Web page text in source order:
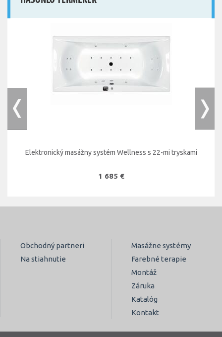
Elektronický masážny systém Wellness s 22-mi tryskami
1 685 €
Obchodný partneri
Na stiahnutie
Masážne systémy
Farebné terapie
Montáž
Záruka
Katalóg
Kontakt